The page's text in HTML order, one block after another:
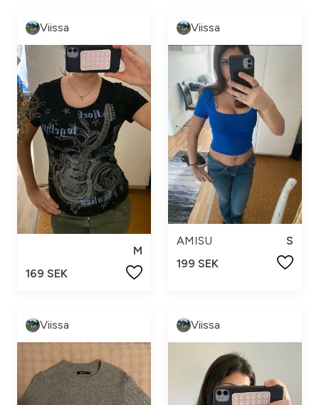
Viissa
M
169 SEK
Viissa
AMISU
S
199 SEK
Viissa Viissa